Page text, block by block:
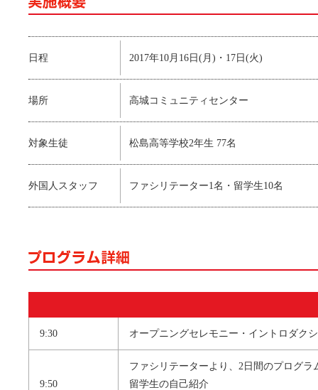
日程 2017年10月16日(月)・17日(火)
場所 高城コミュニティセンター
対象生徒 松島高等学校2年生 77名
外国人スタッフ ファシリテーター1名・留学生10名
9:30 オープニングセレモニー・イントロダク
9:50
ファシリテーターより、2日間のプログラ
留学生の自己紹介